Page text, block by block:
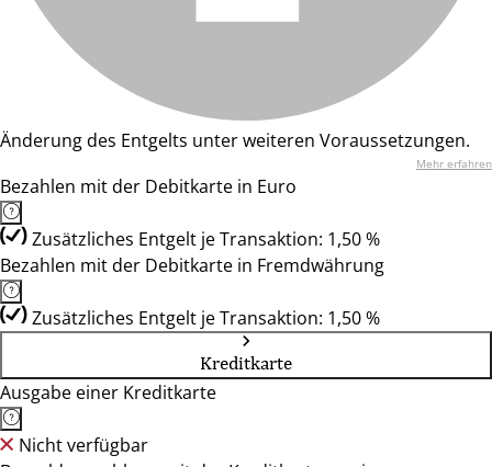
Änderung des Entgelts unter weiteren Voraussetzungen.
Mehr erfahren
Bezahlen mit der Debitkarte in Euro
Zusätzliches Entgelt je Transaktion: 1,50 %
Bezahlen mit der Debitkarte in Fremdwährung
Zusätzliches Entgelt je Transaktion: 1,50 %
Kreditkarte
Ausgabe einer Kreditkarte
Nicht verfügbar